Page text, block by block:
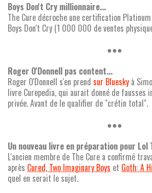
Boys Don't Cry millionnaire...
The Cure décroche une certification
Boys Don't Cry (1 000 000 de ventes
●●●
Roger O'Donnell pas content...
Roger O'Donnell s'en prend sur Bluesky à
livre Curepedia, qui aurait donné de fausses
privée. Avant de le qualifier de "crétin total".
●●●
Un nouveau livre en préparation pour Lol
L'ancien membre de The Cure a confirmé
après Cured, Two Imaginary Boys et Goth: A
quel en serait le sujet.